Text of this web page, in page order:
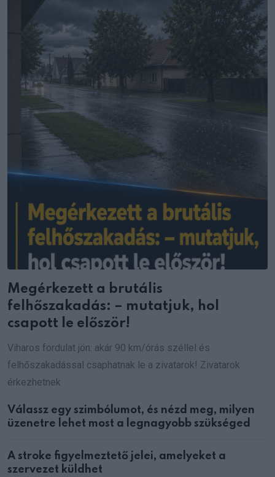
Megérkezett a brutális
felhőszakadás: – mutatjuk, hol
csapott le először!
Viharos fordulat jön: akár 90 km/órás széllel és
felhőszakadással csaphatnak le a zivatarok! Zivatarok
érkezhetnek
Válassz egy szimbólumot, és nézd meg, milyen
üzenetre lehet most a legnagyobb szükséged
A stroke figyelmeztető jelei, amelyeket a
szervezet küldhet